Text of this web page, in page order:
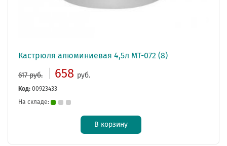
Кастрюля алюминиевая 4,5л МТ-072 (8)
617 руб. 658 руб.
Код: 00923433
На складе:
В корзину